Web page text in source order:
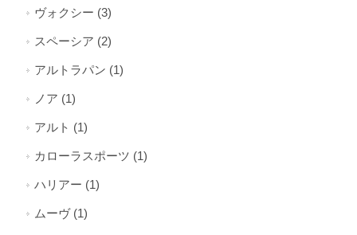
ヴォクシー (3)
スペーシア (2)
アルトラパン (1)
ノア (1)
アルト (1)
カローラスポーツ (1)
ハリアー (1)
ムーヴ (1)